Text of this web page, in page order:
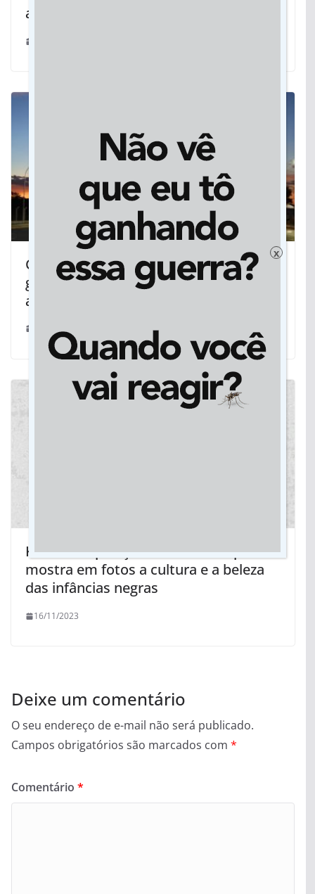
ao embaixador da Áustria no Brasil
Com apoio do Estado, Capital recebeu
grandes investimentos para melhorar
a vida do campo-grandense
26/08/2025
Kindezi: Exposição em Rondonópolis
mostra em fotos a cultura e a beleza
das infâncias negras
16/11/2023
Deixe um comentário
O seu endereço de e-mail não será publicado.
Campos obrigatórios são marcados com *
Comentário *
x